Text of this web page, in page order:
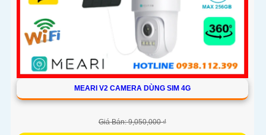
MEARI V2 CAMERA DÙNG SIM 4G
Giá Bán: 9,050,000 ₫